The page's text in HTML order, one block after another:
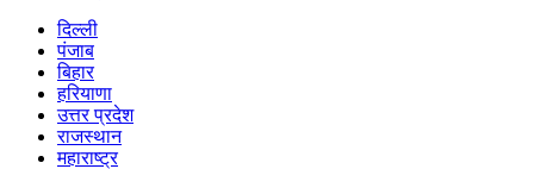
दिल्ली
पंजाब
बिहार
हरियाणा
उत्तर प्रदेश
राजस्थान
महाराष्ट्र